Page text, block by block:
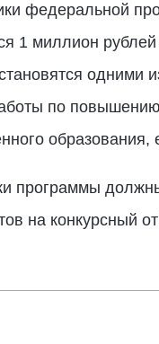
федеральной
1 миллион
одними
по повышению
программы
на конкурсный